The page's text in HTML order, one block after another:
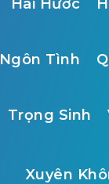
Hài Hước
Ngôn Tình
Trọng Sinh
Xuyên